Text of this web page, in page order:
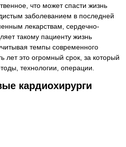
что может спасти жизнь
заболеванием в последней
лекарствам, сердечно-
такому пациенту жизнь
темпы современного
лет это огромный срок, за который
технологии, операции.
кардиохирурги